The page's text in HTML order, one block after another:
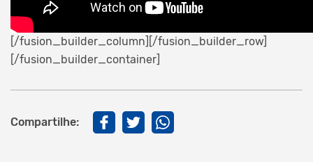
[/fusion_builder_column][/fusion_builder_row]
[/fusion_builder_container]
Compartilhe: